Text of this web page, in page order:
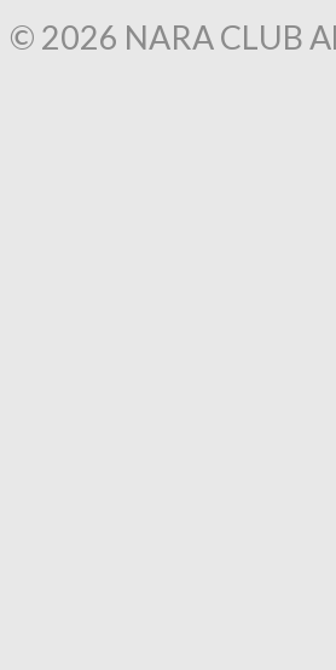
© 2026 NARA CLUB